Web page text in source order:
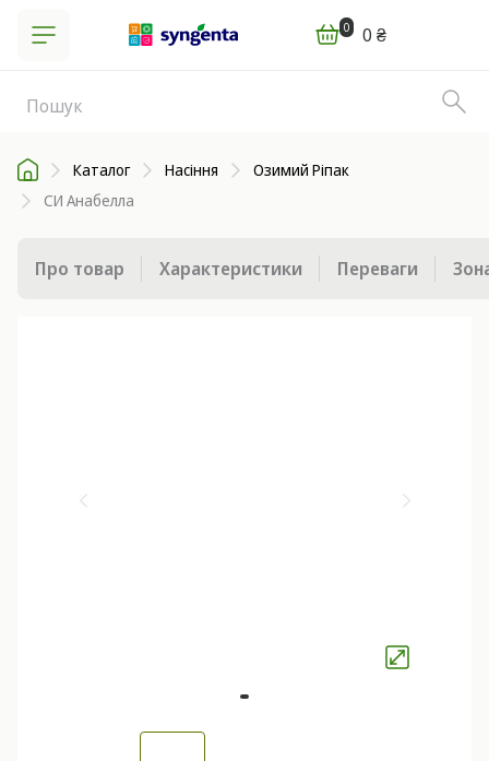
0 0 ₴
Каталог Насіння
Озимий Ріпак
СИ Анабелла
Про товар Характеристики Переваги